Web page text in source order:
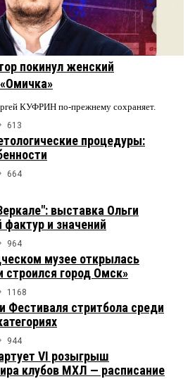
покинул женский
КУФРИН по-прежнему сохраняет.
613
процедуры:
664
выставка Ольги
и значений
964
музее открылась
строился город Омск»
1168
Фестиваля стритбола среди
944
VI розыгрыш
клубов МХЛ — расписание